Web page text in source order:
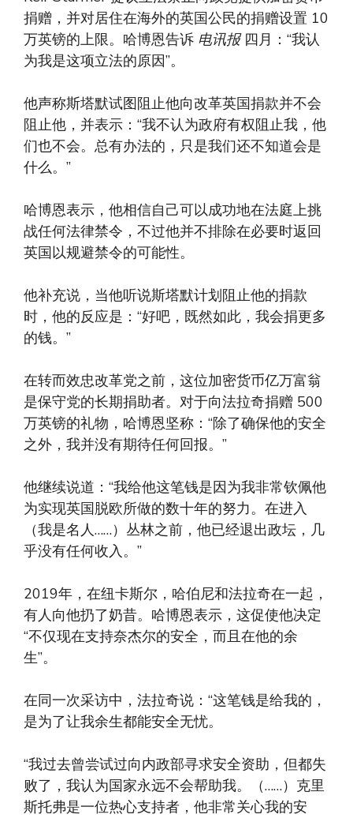
捐赠，并对居住在海外的英国公民的捐赠设置 10
万英镑的上限。哈博恩告诉 电讯报 四月：“我认
为我是这项立法的原因”。
他声称斯塔默试图阻止他向改革英国捐款并不会
阻止他，并表示：“我不认为政府有权阻止我，他
们也不会。总有办法的，只是我们还不知道会是
什么。”
哈博恩表示，他相信自己可以成功地在法庭上挑
战任何法律禁令，不过他并不排除在必要时返回
英国以规避禁令的可能性。
他补充说，当他听说斯塔默计划阻止他的捐款
时，他的反应是：“好吧，既然如此，我会捐更多
的钱。”
在转而效忠改革党之前，这位加密货币亿万富翁
是保守党的长期捐助者。对于向法拉奇捐赠 500
万英镑的礼物，哈博恩坚称：“除了确保他的安全
之外，我并没有期待任何回报。”
他继续说道：“我给他这笔钱是因为我非常钦佩他
为实现英国脱欧所做的数十年的努力。在进入
（我是名人……）丛林之前，他已经退出政坛，几
乎没有任何收入。”
2019年，在纽卡斯尔，哈伯尼和法拉奇在一起，
有人向他扔了奶昔。哈博恩表示，这促使他决定
“不仅现在支持奈杰尔的安全，而且在他的余
生”。
在同一次采访中，法拉奇说：“这笔钱是给我的，
是为了让我余生都能安全无忧。
“我过去曾尝试过向内政部寻求安全资助，但都失
败了，我认为国家永远不会帮助我。（……）克里
斯托弗是一位热心支持者，他非常关心我的安